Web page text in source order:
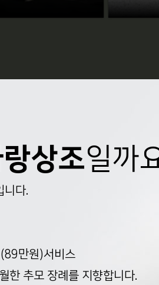
상조일까
니다.
만원)서비스
한 추모 장례를 지향합니다.